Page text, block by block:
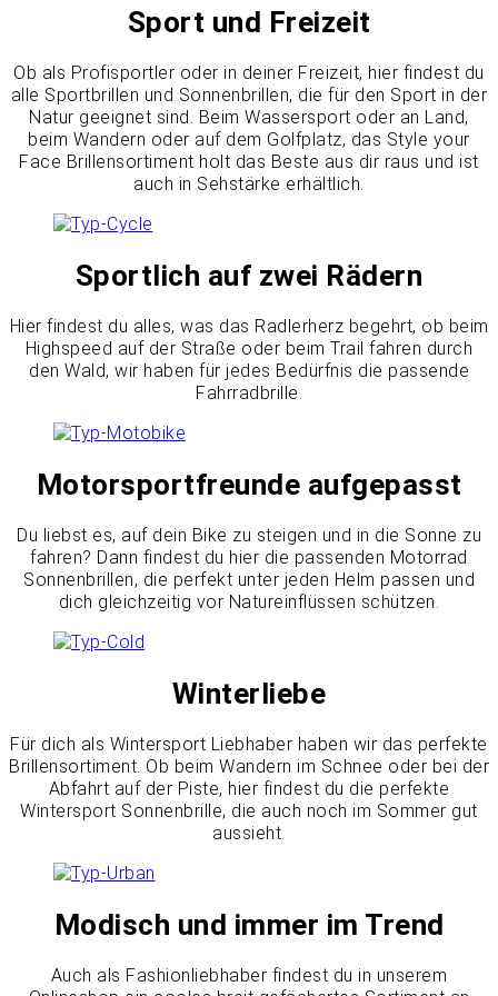
Sport und Freizeit
Ob als Profisportler oder in deiner Freizeit, hier findest du
alle Sportbrillen und Sonnenbrillen, die für den Sport in der
Natur geeignet sind. Beim Wassersport oder an Land,
beim Wandern oder auf dem Golfplatz, das Style your
Face Brillensortiment holt das Beste aus dir raus und ist
auch in Sehstärke erhältlich.
Sportlich auf zwei Rädern
Hier findest du alles, was das Radlerherz begehrt, ob beim
Highspeed auf der Straße oder beim Trail fahren durch
den Wald, wir haben für jedes Bedürfnis die passende
Fahrradbrille.
Motorsportfreunde aufgepasst
Du liebst es, auf dein Bike zu steigen und in die Sonne zu
fahren? Dann findest du hier die passenden Motorrad
Sonnenbrillen, die perfekt unter jeden Helm passen und
dich gleichzeitig vor Natureinflüssen schützen.
Winterliebe
Für dich als Wintersport Liebhaber haben wir das perfekte
Brillensortiment. Ob beim Wandern im Schnee oder bei der
Abfahrt auf der Piste, hier findest du die perfekte
Wintersport Sonnenbrille, die auch noch im Sommer gut
aussieht.
Modisch und immer im Trend
Auch als Fashionliebhaber findest du in unserem